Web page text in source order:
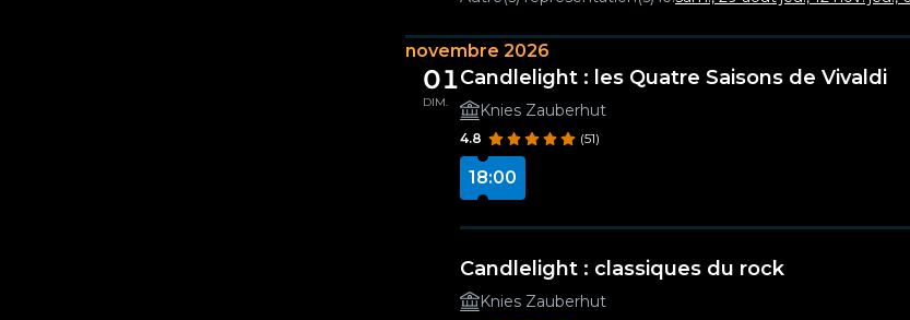
novembre 2026
01
DIM.
Candlelight : les Quatre Saisons de Vivaldi
Knies Zauberhut
4.8 (51)
18:00
Candlelight : classiques du rock
Knies Zauberhut